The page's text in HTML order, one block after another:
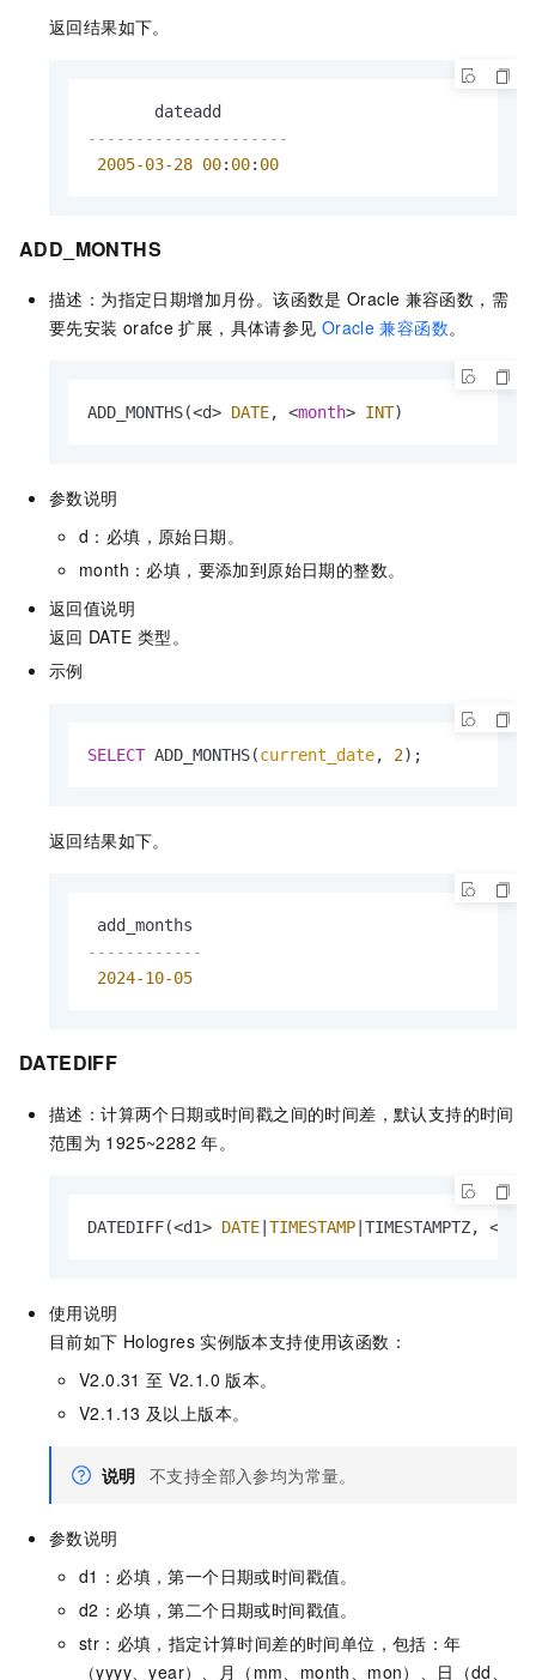
返回结果如下。
---------------------
2005-03-28 00: 00: 00
ADD_MONTHS
描述：为指定日期增加月份。该函数是 Oracle 兼容函数，需
要先安装 orafce 扩展，具体请参见 Oracle 兼容函数。
ADD_MONTHS(<d> DATE, <month> INT)
参数说明
d：必填，原始日期。
month：必填，要添加到原始日期的整数。
返回值说明
返回 DATE 类型。
示例
SELECT ADD_MONTHS(current_date, 2);
返回结果如下。
------------
2024-10-05
DATEDIFF
描述：计算两个日期或时间戳之间的时间差，默认支持的时间
范围为 1925~2282 年。
DATEDIFF(<d1> DATE TIMESTAMP TIMESTAMPTZ, <
使用说明
目前如下 Hologres 实例版本支持使用该函数：
V2.0.31 至 V2.1.0 版本。
V2.1.13 及以上版本。
说明 不支持全部入参均为常量。
参数说明
d1：必填，第一个日期或时间戳值。
d2：必填，第二个日期或时间戳值。
str：必填，指定计算时间差的时间单位，包括：年
（yyyy、year）、月（mm、month、mon）、日（dd、